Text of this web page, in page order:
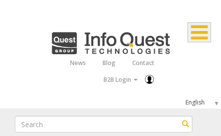
News Blog
Contact
B2B Login
Select
your
language
Search Search